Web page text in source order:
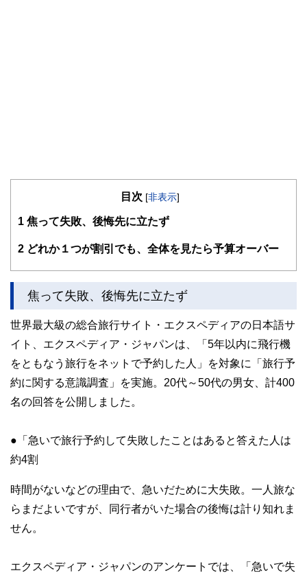
目次 [非表示]
1 焦って失敗、後悔先に立たず
2 どれか１つが割引でも、全体を見たら予算オーバー
焦って失敗、後悔先に立たず
世界最大級の総合旅行サイト・エクスペディアの日本語サ
イト、エクスペディア・ジャパンは、「5年以内に飛行機
をともなう旅行をネットで予約した人」を対象に「旅行予
約に関する意識調査」を実施。20代～50代の男女、計400
名の回答を公開しました。
●「急いで旅行予約して失敗したことはあると答えた人は
約4割
時間がないなどの理由で、急いだために大失敗。一人旅な
らまだよいですが、同行者がいた場合の後悔は計り知れま
せん。
エクスペディア・ジャパンのアンケートでは、「急いで失